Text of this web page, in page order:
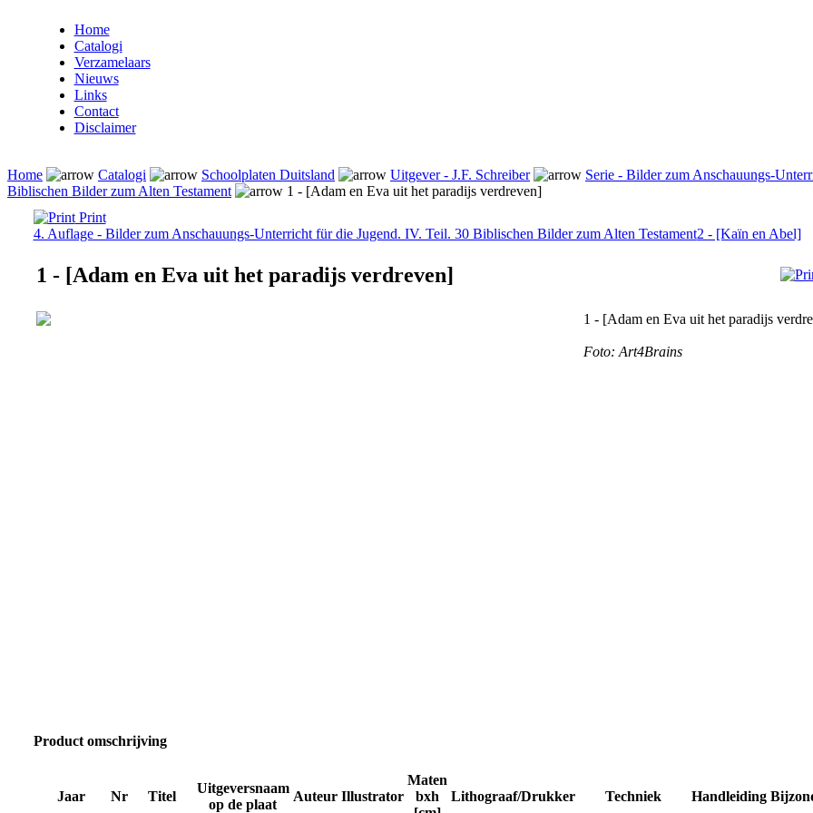
Home
Catalogi
Verzamelaars
Nieuws
Links
Contact
Disclaimer
Home Catalogi Schoolplaten Duitsland Uitgever - J.F. Schreiber
Serie - Bilder zum Anschauungs-
Biblischen Bilder zum Alten Testament
1 - [Adam en Eva uit het paradijs verdreven]
Print
4. Auflage - Bilder zum Anschauungs-Unterricht für die Jugend. IV. Teil. 30 Biblischen Bilder zum Alten Testament2 - [Kaïn en Abel]
1 - [Adam en Eva uit het paradijs verdreven]
1 - [Adam en Eva uit het paradijs
Foto: Art4Brains
Product omschrijving
Jaar Nr Titel
Uitgeversnaam
op de plaat
Auteur Illustrator
Maten
bxh
Lithograaf/Drukker Techniek Handleiding